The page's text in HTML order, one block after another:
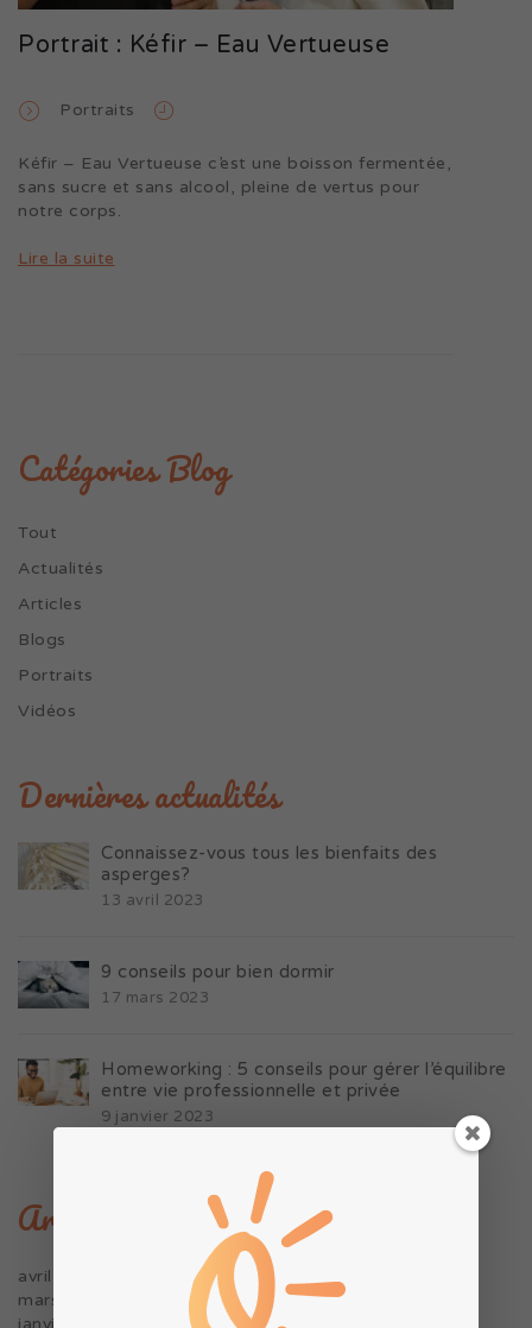
Portrait : Kéfir – Eau Vertueuse
Portraits
Kéfir – Eau Vertueuse c’est une boisson fermentée,
sans sucre et sans alcool, pleine de vertus pour
notre corps.
Lire la suite
Catégories Blog
Tout
Actualités
Articles
Blogs
Portraits
Vidéos
Dernières actualités
Connaissez-vous tous les bienfaits des
asperges?
13 avril 2023
9 conseils pour bien dormir
17 mars 2023
Homeworking : 5 conseils pour gérer l’équilibre
entre vie professionnelle et privée
9 janvier 2023
Archives
avril 2023
mars 2023
janvier 2023